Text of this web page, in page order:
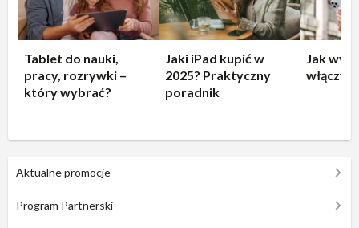
Tablet do nauki,
pracy, rozrywki –
który wybrać?
Jaki iPad kupić w
2025? Praktyczny
poradnik
Jak
włączyć
Aktualne promocje
Program Partnerski